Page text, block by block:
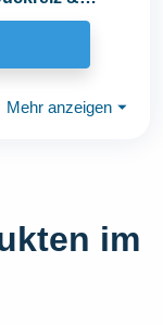
Mehr anzeigen ⏷
im